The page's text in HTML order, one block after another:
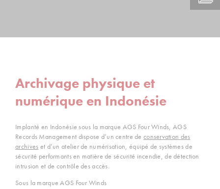
Archivage physique et
numérique en Indonésie
Implanté en Indonésie sous la marque AGS Four Winds, AGS
Records Management dispose d’un centre de conservation des
archives et d’un atelier de numérisation, équipé de systèmes de
sécurité performants en matière de sécurité incendie, de détection
intrusion et de contrôle des accès.
Sous la marque AGS Four Winds